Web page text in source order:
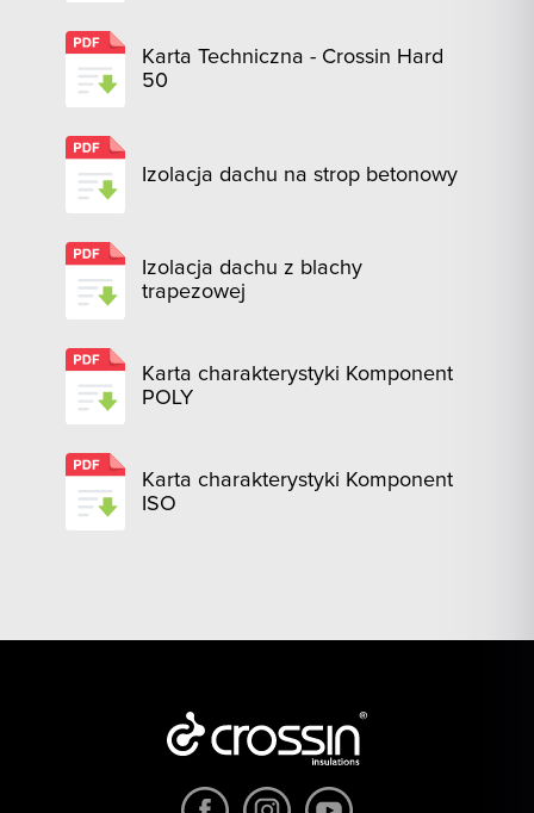
Karta Techniczna - Crossin Hard
50
Izolacja dachu na strop betonowy
Izolacja dachu z blachy
trapezowej
Karta charakterystyki Komponent
POLY
Karta charakterystyki Komponent
ISO